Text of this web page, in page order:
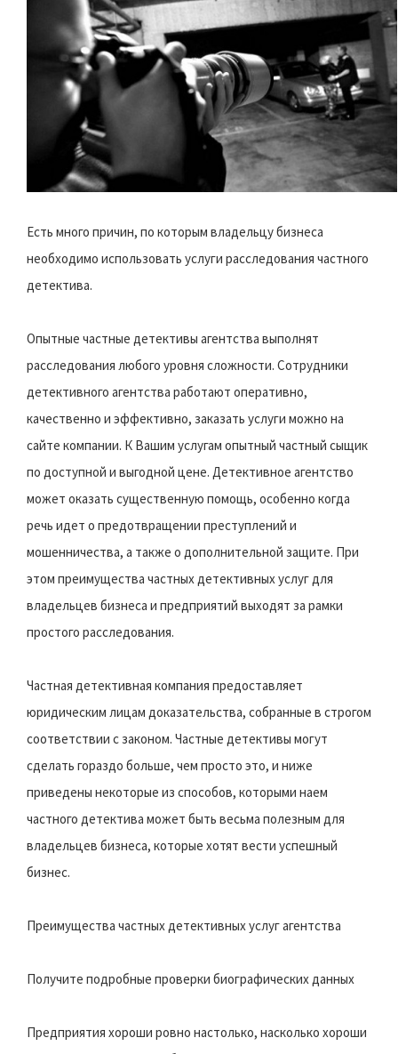
Есть много причин, по которым владельцу бизнеса
необходимо использовать услуги расследования частного
детектива.
Опытные частные детективы агентства выполнят
расследования любого уровня сложности. Сотрудники
детективного агентства работают оперативно,
качественно и эффективно, заказать услуги можно на
сайте компании. К Вашим услугам опытный частный сыщик
по доступной и выгодной цене. Детективное агентство
может оказать существенную помощь, особенно когда
речь идет о предотвращении преступлений и
мошенничества, а также о дополнительной защите. При
этом преимущества частных детективных услуг для
владельцев бизнеса и предприятий выходят за рамки
простого расследования.
Частная детективная компания предоставляет
юридическим лицам доказательства, собранные в строгом
соответствии с законом. Частные детективы могут
сделать гораздо больше, чем просто это, и ниже
приведены некоторые из способов, которыми наем
частного детектива может быть весьма полезным для
владельцев бизнеса, которые хотят вести успешный
бизнес.
Преимущества частных детективных услуг агентства
Получите подробные проверки биографических данных
Предприятия хороши ровно настолько, насколько хороши